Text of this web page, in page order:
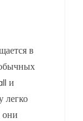
в
и
легко
они